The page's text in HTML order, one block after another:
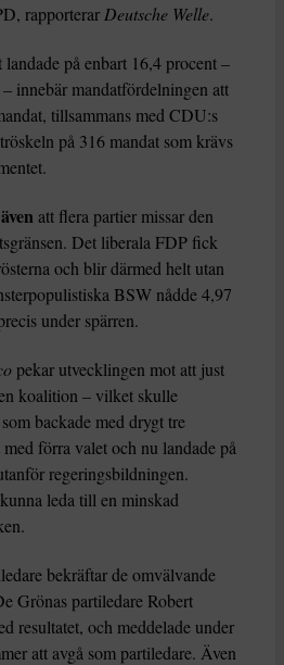
rapporterar Deutsche Welle.
på enbart 16,4 procent –
innebär mandatfördelningen att
tillsammans med CDU:s
på 316 mandat som krävs
att flera partier missar den
Det liberala FDP fick
och blir därmed helt utan
BSW nådde 4,97
under spärren.
pekar utvecklingen mot att just
koalition – vilket skulle
backade med drygt tre
förra valet och nu landade på
regeringsbildningen.
leda till en minskad
bekräftar de omvälvande
Grönas partiledare Robert
resultatet, och meddelade under
att avgå som partiledare. Även